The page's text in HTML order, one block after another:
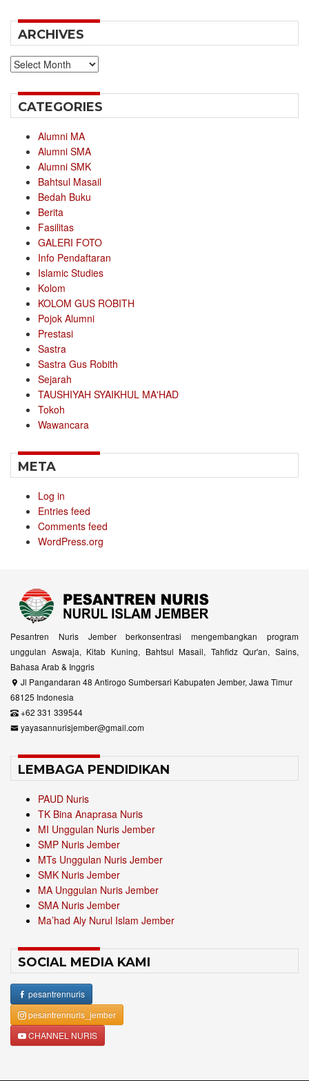
ARCHIVES
Archives
CATEGORIES
Alumni MA
Alumni SMA
Alumni SMK
Bahtsul Masail
Bedah Buku
Berita
Fasilitas
GALERI FOTO
Info Pendaftaran
Islamic Studies
Kolom
KOLOM GUS ROBITH
Pojok Alumni
Prestasi
Sastra
Sastra Gus Robith
Sejarah
TAUSHIYAH SYAIKHUL MA'HAD
Tokoh
Wawancara
META
Log in
Entries feed
Comments feed
WordPress.org
Pesantren Nuris Jember berkonsentrasi mengembangkan program
unggulan Aswaja, Kitab Kuning, Bahtsul Masail, Tahfidz Qur'an, Sains,
Bahasa Arab & Inggris
Jl Pangandaran 48 Antirogo Sumbersari Kabupaten Jember, Jawa Timur
68125 Indonesia
+62 331 339544
yayasannurisjember@gmail.com
LEMBAGA PENDIDIKAN
PAUD Nuris
TK Bina Anaprasa Nuris
MI Unggulan Nuris Jember
SMP Nuris Jember
MTs Unggulan Nuris Jember
SMK Nuris Jember
MA Unggulan Nuris Jember
SMA Nuris Jember
Ma’had Aly Nurul Islam Jember
SOCIAL MEDIA KAMI
pesantrennuris
pesantrennuris_jember
CHANNEL NURIS